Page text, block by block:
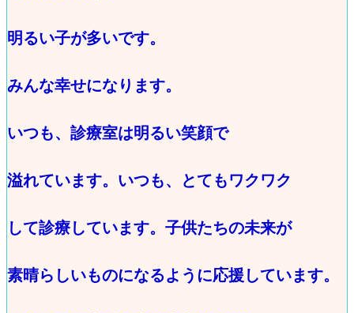
明るい子が多いです。
みんな幸せになります。
いつも、診療室は明るい笑顔で
溢れています。いつも、とてもワクワク
して診療しています。子供たちの未来が
素晴らしいものになるように応援しています。